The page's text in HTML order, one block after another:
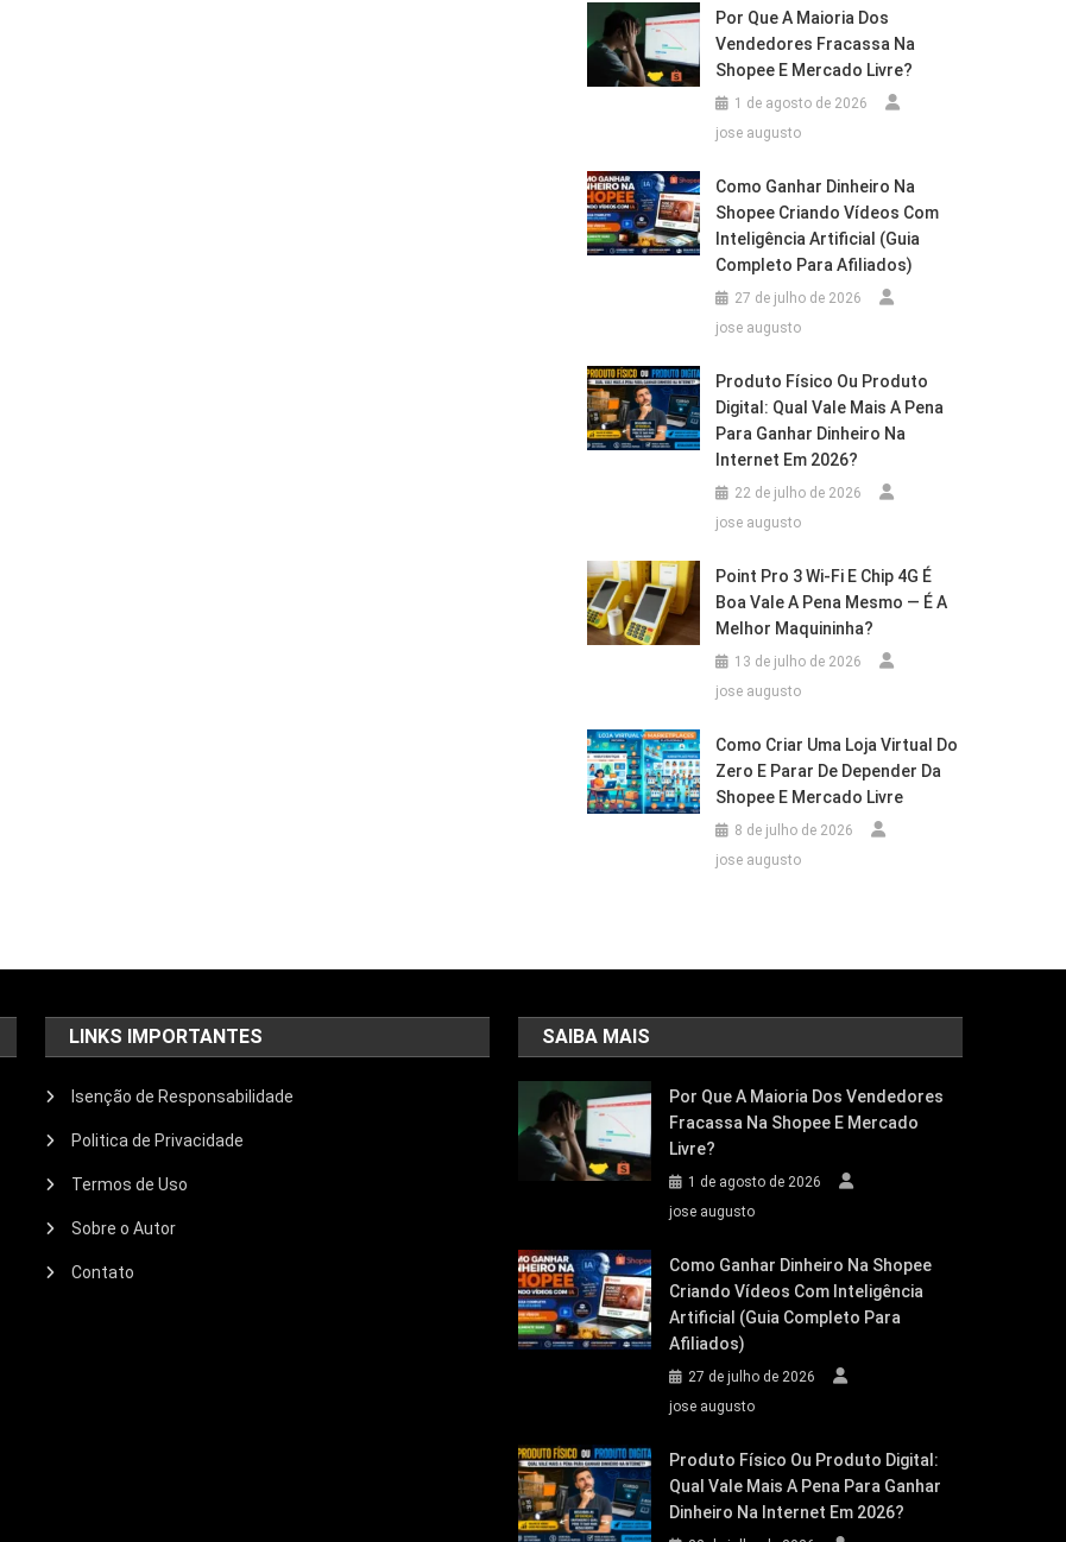
Por Que A Maioria Dos
Vendedores Fracassa Na
Shopee E Mercado Livre?
1 de agosto de 2026
jose augusto
Como Ganhar Dinheiro Na
Shopee Criando Vídeos Com
Inteligência Artificial (Guia
Completo Para Afiliados)
27 de julho de 2026
jose augusto
Produto Físico Ou Produto
Digital: Qual Vale Mais A Pena
Para Ganhar Dinheiro Na
Internet Em 2026?
22 de julho de 2026
jose augusto
Point Pro 3 Wi‑Fi E Chip 4G É
Boa Vale A Pena Mesmo — É A
Melhor Maquininha?
13 de julho de 2026
jose augusto
Como Criar Uma Loja Virtual Do
Zero E Parar De Depender Da
Shopee E Mercado Livre
8 de julho de 2026
jose augusto
LINKS IMPORTANTES
Isenção de Responsabilidade
Politica de Privacidade
Termos de Uso
Sobre o Autor
Contato
SAIBA MAIS
Por Que A Maioria Dos Vendedores
Fracassa Na Shopee E Mercado
Livre?
1 de agosto de 2026
jose augusto
Como Ganhar Dinheiro Na Shopee
Criando Vídeos Com Inteligência
Artificial (Guia Completo Para
Afiliados)
27 de julho de 2026
jose augusto
Produto Físico Ou Produto Digital:
Qual Vale Mais A Pena Para Ganhar
Dinheiro Na Internet Em 2026?